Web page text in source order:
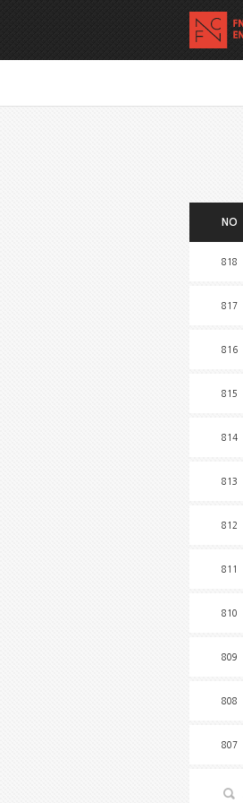
NO
818
817
816
815
814
813
812
811
810
809
808
807